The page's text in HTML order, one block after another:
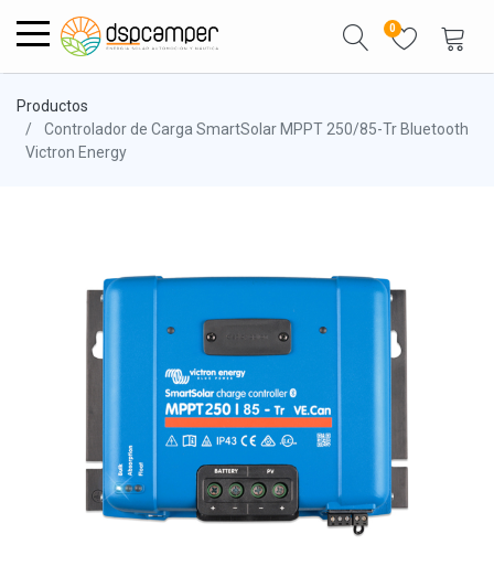
0
Productos
Controlador de Carga SmartSolar MPPT 250/85-Tr Bluetooth
Victron Energy